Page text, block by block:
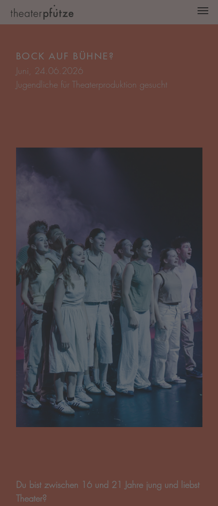
Juni, 24.06.2026
Jugendliche für Theaterproduktion gesucht
Du bist zwischen 16 und 21 Jahre jung und liebst
Theater?